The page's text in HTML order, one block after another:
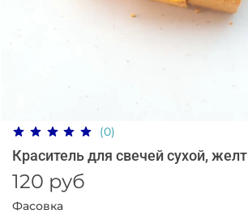
(0)
Краситель для свечей сухой,
120 руб
Фасовка